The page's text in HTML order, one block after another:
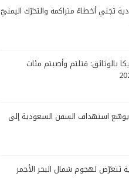
تجني أخطاءً متراكمة والتحرّك اليمنيّ
بالوثائق: قتلتم وأصبتم مئات
يوسّع استهداف السفن السعودية إلى
تتعرّض لهجوم شمال البحر الأحمر